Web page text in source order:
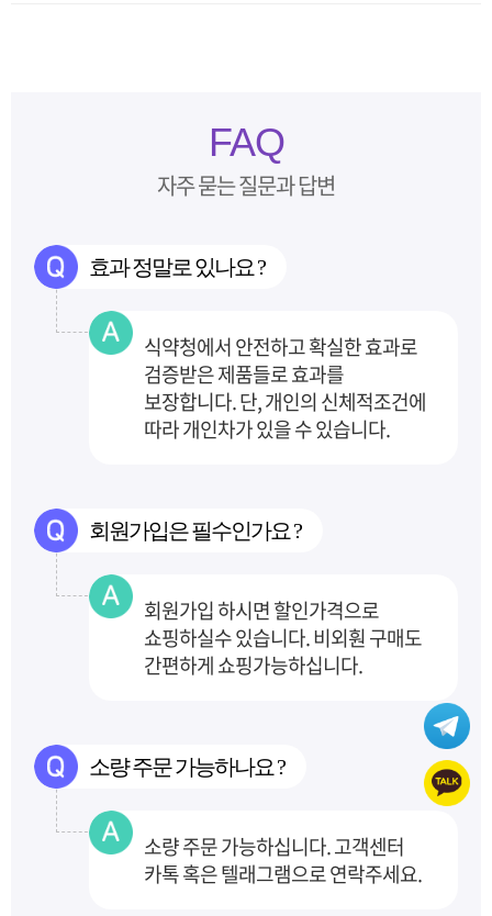
FAQ
자주 묻는 질문과 답변
효과 정말로 있나요 ?
식약청에서 안전하고 확실한 효과로
검증받은 제품들로 효과를
보장합니다.단, 개인의 신체적조건에
따라 개인차가 있을 수 있습니다.
회원가입은 필수인가요 ?
회원가입 하시면 할인가격으로
쇼핑하실수 있습니다. 비외훤 구매도
간편하게 쇼핑가능하십니다.
소량 주문 가능하나요 ?
소량 주문 가능하십니다. 고객센터
카톡 혹은 텔래그램으로 연락주세요.